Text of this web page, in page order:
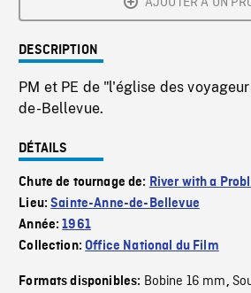
DESCRIPTION
PM et PE de "l'église des
de-Bellevue.
DÉTAILS
Chute de tournage de: River with a
Lieu:Sainte-Anne-de-Bellevue
Année:1961
Collection:Office National du Film
Formats disponibles: Bobine 16 mm,